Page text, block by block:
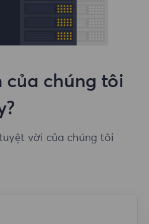
của chúng tôi
vời của chúng tôi